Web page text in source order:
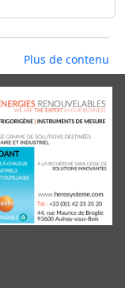
Plus de contenu